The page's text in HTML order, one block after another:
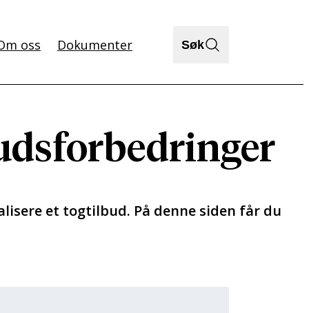
oss Dokumenter Søk
et togtilbud. På denne siden får du